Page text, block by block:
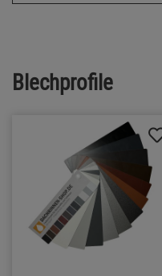
Blechprofile